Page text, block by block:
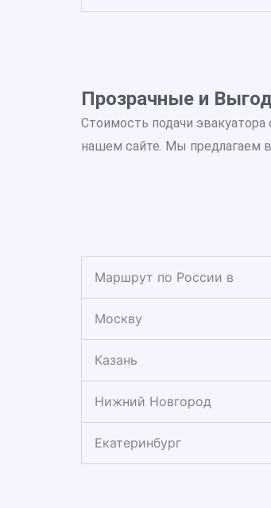
Прозрачные и
Стоимость подачи
нашем сайте. Мы предлагаем
Маршрут по России в
Москву
Казань
Нижний Новгород
Екатеринбург